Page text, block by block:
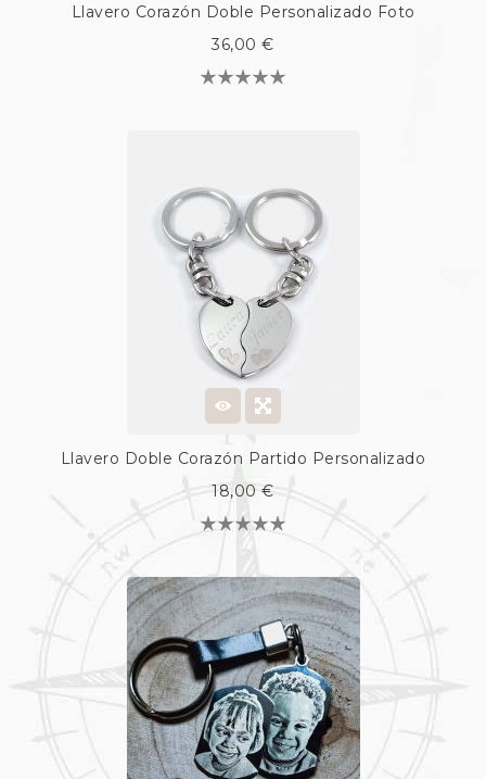
Llavero Corazón Doble Personalizado Foto
36,00 €
Llavero Doble Corazón Partido Personalizado
18,00 €